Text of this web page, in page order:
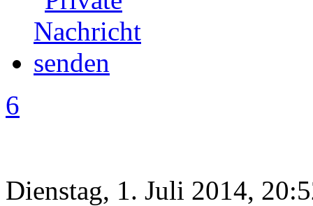
6
Dienstag, 1. Juli 2014,